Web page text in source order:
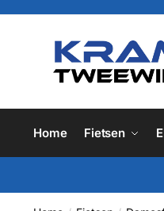
Home Fietsen